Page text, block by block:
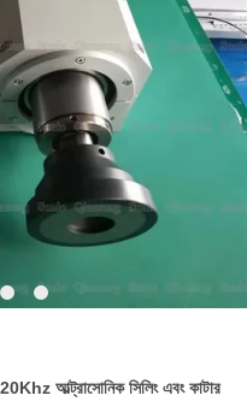
20Khz আল্ট্রাসোনিক সিলিং এবং কাটার